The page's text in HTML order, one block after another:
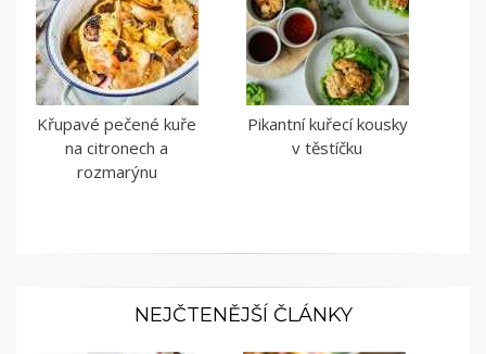
Křupavé pečené kuře
na citronech a
rozmarýnu
Pikantní kuřecí kousky
v těstíčku
NEJČTENĚJŠÍ ČLÁNKY